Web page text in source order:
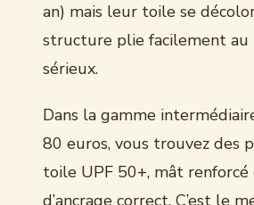
an) mais leur toile se
structure plie facilement
sérieux.
Dans la gamme
80 euros, vous trouvez des
toile UPF 50+, mât